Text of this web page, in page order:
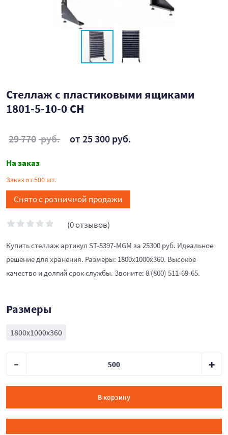
Стеллаж с пластиковыми ящиками
1801-5-10-0 CH
29 770 руб. от 25 300 руб.
На заказ
Заказ от 500 шт.
Снято с розничной продажи
(0 отзывов)
Купить стеллаж артикул ST-5397-MGM за 25300 руб. Идеальное
решение для хранения. Размеры: 1800x1000x360. Высокое
качество и долгий срок службы. Звоните: 8 (800) 511-69-65.
Размеры
1800x1000x360
В корзину